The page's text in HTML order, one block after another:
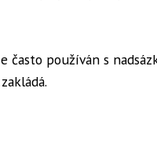
používán s